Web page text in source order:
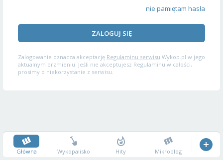
nie pamiętam hasła
ZALOGUJ SIĘ
Zalogowanie oznacza akceptację Regulaminu serwisu Wykop.pl w jego
aktualnym brzmieniu. Jeśli nie akceptujesz Regulaminu w całości,
prosimy o niekorzystanie z serwisu.
Główna Wykopalisko Hity Mikroblog